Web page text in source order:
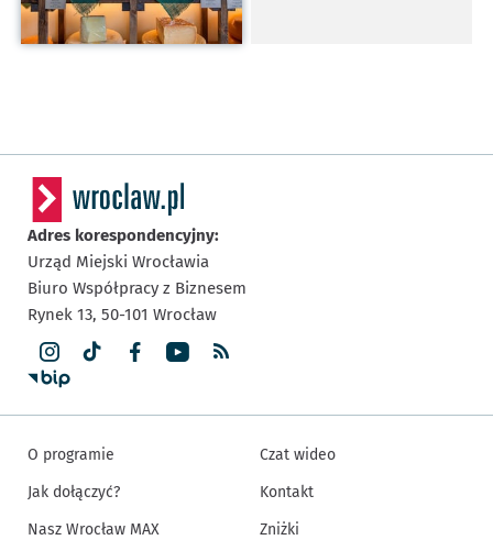
Adres korespondencyjny:
Urząd Miejski Wrocławia
Biuro Współpracy z Biznesem
Rynek 13, 50-101 Wrocław
O programie
Jak dołączyć?
Nasz Wrocław MAX
Czat wideo
Kontakt
Zniżki